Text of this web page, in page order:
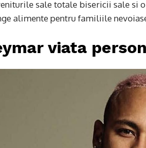
sale totale bisericii sale si
alimente pentru familiile
viata